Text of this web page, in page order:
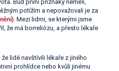
Buď první příznaky neměli,
potížím a nepovažovali je za
. Mezi lidmi, se kterými jsme
že má borreliózu, a přesto lékaře
lidé navštívili lékaře z jiného
prohlídce nebo kvůli jinému